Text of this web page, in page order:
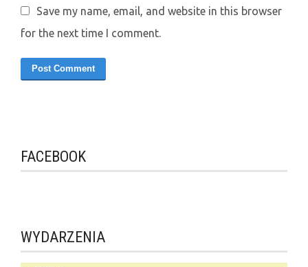
Save my name, email, and website in this browser
for the next time I comment.
FACEBOOK
WYDARZENIA